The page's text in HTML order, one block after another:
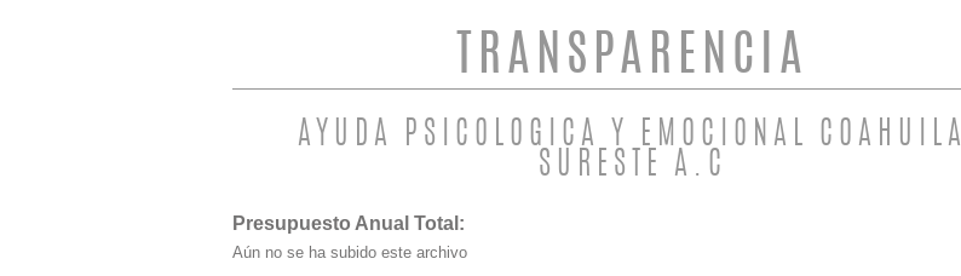
TRANSPARENCIA
AYUDA PSICOLOGICA Y EMOCIONAL COAHUILA
SURESTE A.C
Presupuesto Anual Total:
Aún no se ha subido este archivo